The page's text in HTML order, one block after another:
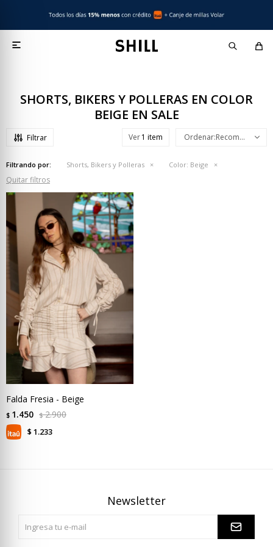

SHORTS, BIKERS Y POLLERAS EN COLOR
BEIGE EN SALE
Ver Recomendados
Filtrando por: Shorts, Bikers y Polleras Color: Beige
Quitar filtros
Falda Fresia - Beige
$ 1.450 $ 2.900
$ 1.233
Newsletter